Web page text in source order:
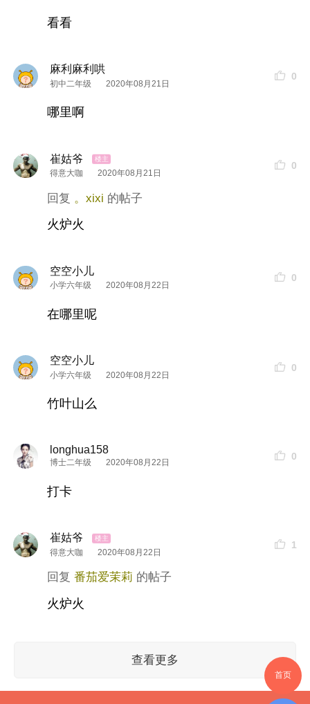
看看
麻利麻利哄
初中二年级 2020年08月21日
0
哪里啊
崔姑爷
得意大咖 2020年08月21日
0
。xixi
火炉火
空空小儿
小学六年级 2020年08月22日
0
在哪里呢
空空小儿
小学六年级 2020年08月22日
0
竹叶山么
longhua158
博士二年级 2020年08月22日
0
打卡
崔姑爷
得意大咖 2020年08月22日
1
番茄爱茉莉
火炉火
查看更多
首页